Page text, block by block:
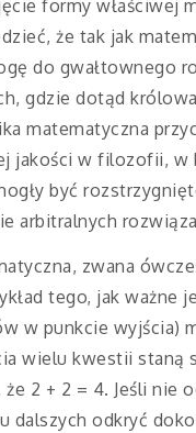
formy właściwej
że tak jak
do gwałtownego
gdzie dotąd
matematyczna
jakości w filozofii, w
być
arbitralnych
zwana
tego, jak ważne
w punkcie wyjścia)
wielu kwestii staną
2 + 2 = 4. Jeśli nie
dalszych odkryć